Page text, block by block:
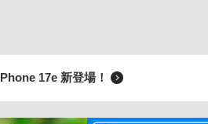
17e 新登場！